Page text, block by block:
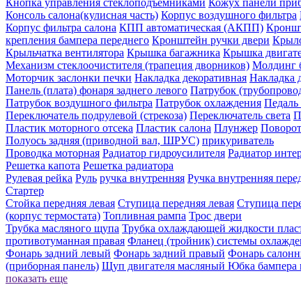
Консоль салона(кулисная часть) Корпус воздушного фильтра
Корпус фильтра салона КПП автоматическая (АКПП)
крепления бампера переднего Кронштейн ручки двери
Крыльчатка вентилятора Крышка багажника Крышка
Механизм стеклоочистителя (трапеция дворников) Молдинг
Моторчик заслонки печки Накладка декоративная Накладка
Панель (плата) фонаря заднего левого Патрубок
Патрубок воздушного фильтра Патрубок охлаждения Педаль
Переключатель подрулевой (стрекоза) Переключатель света
Пластик моторного отсека Пластик салона Плунжер
Полуось задняя (приводной вал, ШРУС) прикуриватель
Проводка моторная Радиатор гидроусилителя Радиатор
Решетка капота Решетка радиатора
Рулевая рейка Руль ручка внутренняя Ручка внутренняя
Стартер
Стойка передняя левая Ступица передняя левая Ступица
(корпус термостата) Топливная рампа Трос двери
Трубка масляного щупа Трубка охлаждающей жидкости
противотуманная правая Фланец (тройник) системы
Фонарь задний левый Фонарь задний правый Фонарь
(приборная панель) Щуп двигателя масляный Юбка бампера
показать еще